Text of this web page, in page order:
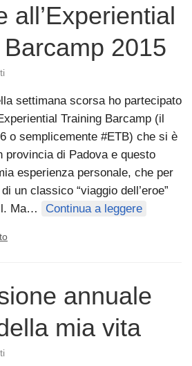
all’Experiential
2015
settimana scorsa ho partecipato
Training Barcamp (il
o semplicemente #ETB) che si è
provincia di Padova e questo
esperienza personale, che per
un classico “viaggio dell’eroe”
Ma…
Continua a leggere
annuale
mia vita